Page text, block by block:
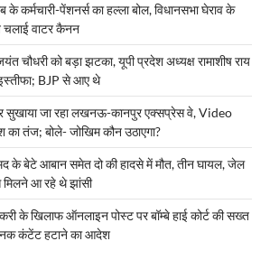
के कर्मचारी-पेंशनर्स का हल्ला बोल, विधानसभा घेराव के
चलाई वाटर कैनन
चौधरी को बड़ा झटका, यूपी प्रदेश अध्यक्ष रामाशीष राय
इस्तीफा; BJP से आए थे
सुखाया जा रहा लखनऊ-कानपुर एक्सप्रेस वे, Video
तंज; बोले- जोखिम कौन उठाएगा?
के बेटे आबान समेत दो की हादसे में मौत, तीन घायल, जेल
मिलने आ रहे थे झांसी
के खिलाफ ऑनलाइन पोस्ट पर बॉम्बे हाई कोर्ट की सख्त
कंटेंट हटाने का आदेश